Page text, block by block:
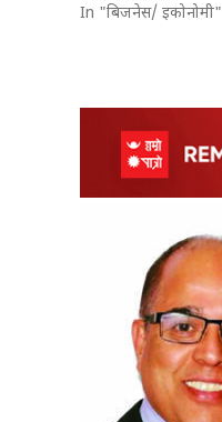
In "बिजनेस/ इकोनोमी"